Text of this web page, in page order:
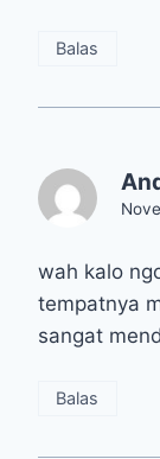
Balas
wah kalo
tempatnya
sangat
Balas